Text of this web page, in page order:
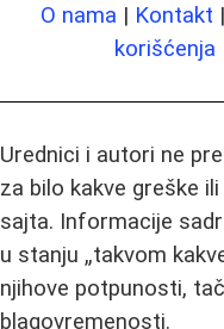
O nama | Kontakt |
korišćenja
Urednici i autori ne
za bilo kakve greške
sajta. Informacije
u stanju „takvom
njihove potpunosti,
blagovremenosti.